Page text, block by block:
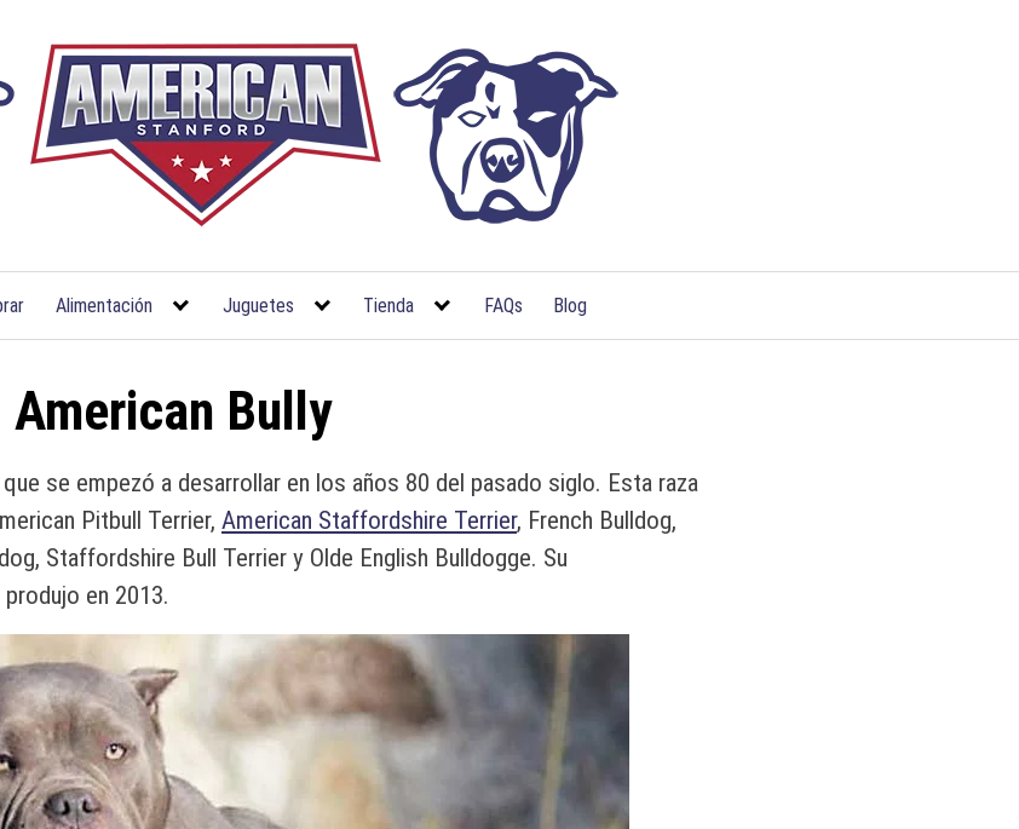
Alimentación Juguetes Tienda FAQs Blog
American Bully
que se empezó a desarrollar en los años 80 del pasado siglo. Esta raza
Pitbull Terrier, American Staffordshire Terrier, French Bulldog,
Staffordshire Bull Terrier y Olde English Bulldogge. Su
en 2013.